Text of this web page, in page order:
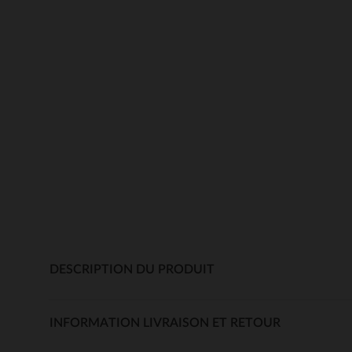
DESCRIPTION DU PRODUIT
INFORMATION LIVRAISON ET RETOUR